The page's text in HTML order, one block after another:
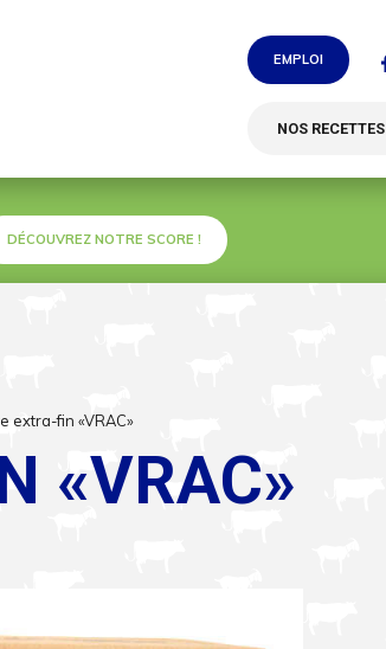
EMPLOI
NOS RECETTES
DÉCOUVREZ NOTRE SCORE !
extra-fin «VRAC»
«VRAC»